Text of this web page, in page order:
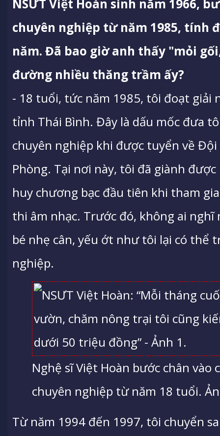
NSƯT Việt Hoàn sinh năm 1966,
chuyên nghiệp từ năm 1985, tính
năm. Đã bao giờ anh thấy "mỏi
đường nhiều thăng trầm ấy?
- 18 tuổi, tức năm 1985, tôi đoạt giải
tỉnh Thái Bình. Đây là dấu mốc đưa
chuyên nghiệp khi được tuyển về Đội
Phòng. Tại nơi này, tôi đã giành
huy chương bạc đầu tiên khi tham
thi âm nhạc. Trước đó, không ai
bé nhẹ cân, yếu ớt như tôi lại có thể
nghiệp.
Nghệ sĩ Việt Hoàn bước chân vào
chuyên nghiệp từ năm 18 tuổi.
Từ năm 1994 đến 1997, tôi chuyển